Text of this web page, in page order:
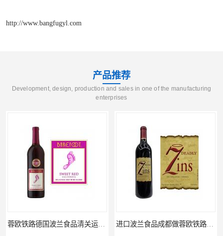
http://www.bangfugyl.com
产品推荐
Development, design, production and sales in one of the manufacturing
enterprises
蓉欧铁路德国波兰食品清关运输门到门 进口波兰食品成都做蓉欧铁路代理的公司